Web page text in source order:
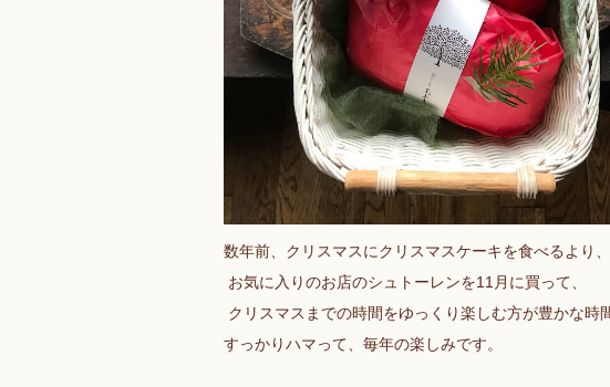
数年前、クリスマスにクリスマスケーキを食べるより、
お気に入りのお店のシュトーレンを11月に買って、
クリスマスまでの時間をゆっくり楽しむ方が豊かな時
すっかりハマって、毎年の楽しみです。